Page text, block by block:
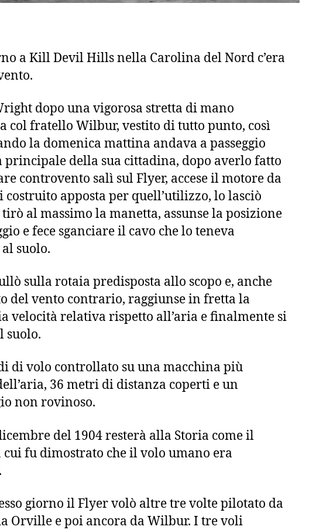
a Kill Devil Hills nella Carolina del Nord c’era
dopo una vigorosa stretta di mano
col fratello Wilbur, vestito di tutto punto, così
la domenica mattina andava a passeggio
principale della sua cittadina, dopo averlo fatto
controvento salì sul Flyer, accese il motore da
costruito apposta per quell’utilizzo, lo lasciò
al massimo la manetta, assunse la posizione
e fece sganciare il cavo che lo teneva
suolo.
sulla rotaia predisposta allo scopo e, anche
del vento contrario, raggiunse in fretta la
velocità relativa rispetto all’aria e finalmente si
suolo.
di volo controllato su una macchina più
36 metri di distanza coperti e un
non rovinoso.
del 1904 resterà alla Storia come il
fu dimostrato che il volo umano era
giorno il Flyer volò altre tre volte pilotato da
Orville e poi ancora da Wilbur. I tre voli